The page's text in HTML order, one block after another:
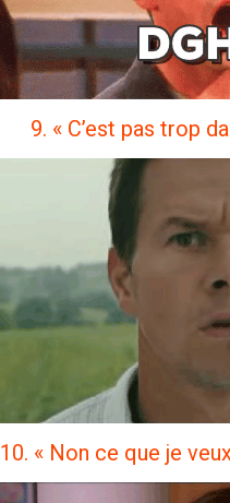
9. « C’est pas trop
10. « Non ce que je